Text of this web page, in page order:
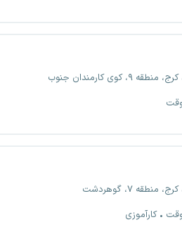
کرج، منطقه ۹، کوی کارمندان جنوب
کرج، منطقه ۷، گوهردشت
کارآموزی